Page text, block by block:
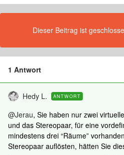
Dieser Beitrag ist
1 Antwort
Hedy L. ANTWORT
@Jerau, Sie haben nur zwei
und das Stereopaar, für eine
mindestens drei “Räume”
Stereopaar auflösten, hätten Sie